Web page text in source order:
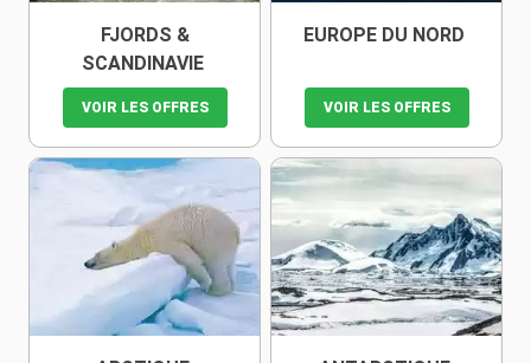
FJORDS &
SCANDINAVIE
VOIR LES OFFRES
EUROPE DU NORD
VOIR LES OFFRES